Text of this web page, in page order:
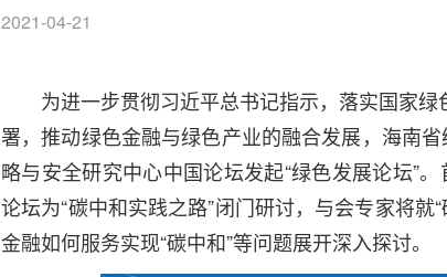
2021-04-21
为进一步贯彻习近平总书记指示，落实国家
署，推动绿色金融与绿色产业的融合发展，海南
略与安全研究中心中国论坛发起“绿色发展论坛”
论坛为“碳中和实践之路”闭门研讨，与会专家将就
金融如何服务实现“碳中和”等问题展开深入探讨。